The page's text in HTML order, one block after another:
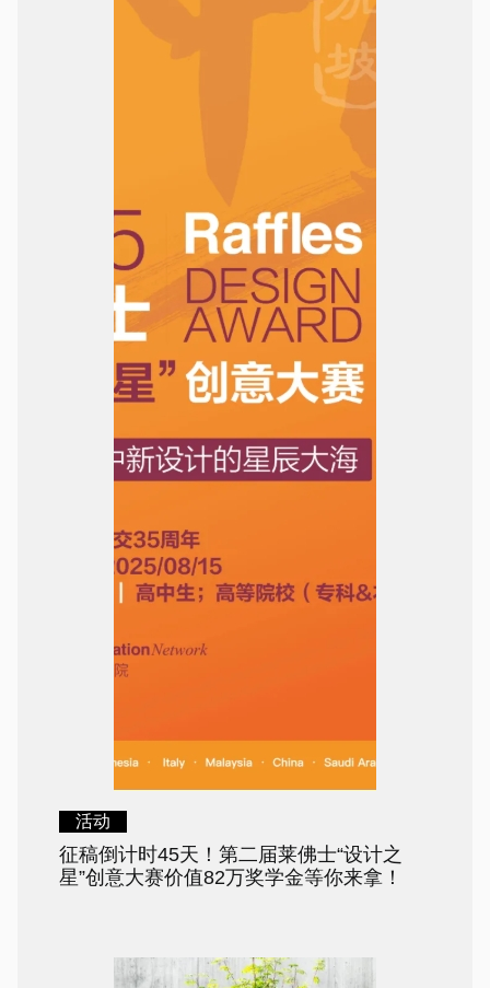
活动
征稿倒计时45天！第二届莱佛士“设计之
星”创意大赛价值82万奖学金等你来拿！